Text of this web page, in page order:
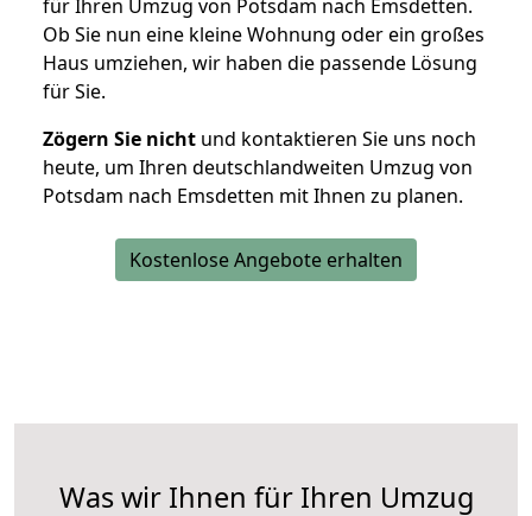
für Ihren Umzug von Potsdam nach Emsdetten.
Ob Sie nun eine kleine Wohnung oder ein großes
Haus umziehen, wir haben die passende Lösung
für Sie.
Zögern Sie nicht und kontaktieren Sie uns noch
heute, um Ihren deutschlandweiten Umzug von
Potsdam nach Emsdetten mit Ihnen zu planen.
Kostenlose Angebote erhalten
Was wir Ihnen für Ihren Umzug